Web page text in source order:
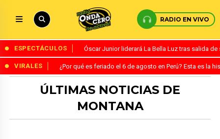
RADIO EN VIVO
ESPECTÁCULOS Óscar Junior liderará La Bella Luz tras salida
VIRALES ¿Por qué es feriado el 6 de agosto en Perú? Esta es la
ÚLTIMAS NOTICIAS DE
MONTANA